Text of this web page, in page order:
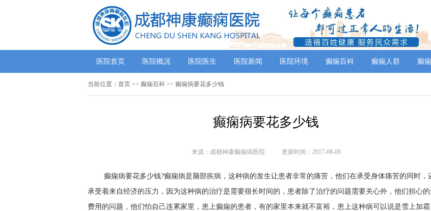
医院首页 医院概况 医院医生 医院新闻 医院环境 癫痫百科 癫痫人群 癫
当前位置： 首页 >> 癫痫百科 >> 癫痫病要花多少钱
癫痫病要花多少钱
来源：成都神康癫痫病医院 更新时间：2017-08-09
癫痫病要花多少钱?癫痫病是脑部疾病，这种病的发生让患者非常的痛苦，他们在承受身体痛苦的同时，
承受着来自经济的压力，因为这种病的治疗是需要很长时间的，患者除了治疗的问题需要关心外，他们担心的
费用的问题，他们怕自己连累家里，患上癫痫的患者，有的家里本来就不富裕，患上这种病可以说是雪上加